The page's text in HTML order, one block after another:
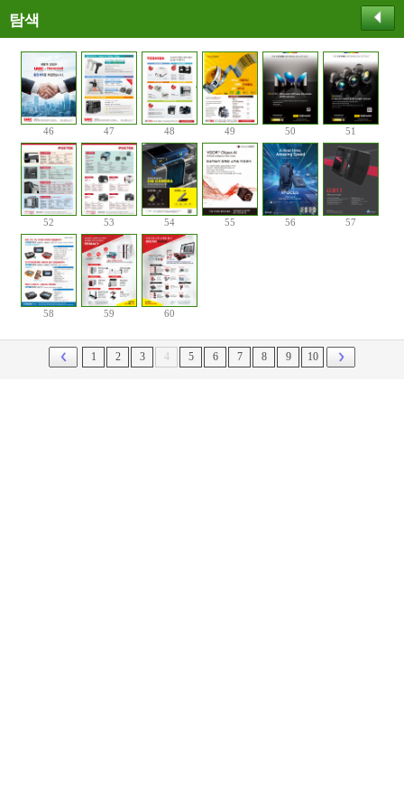
탐색
46 47 48 49 50 51
52 53 54 55 56 57
58 59 60
1 2 3 4 5 6 7 8 9 10